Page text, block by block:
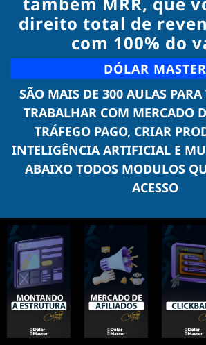
direito total de
com 100% do
DÓLAR MASTER
SÃO MAIS DE 300 AULAS
TRABALHAR COM MERCADO
TRÁFEGO PAGO, CRIAR
INTELIGÊNCIA ARTIFICIAL E
ABAIXO TODOS MODULOS
ACESSO